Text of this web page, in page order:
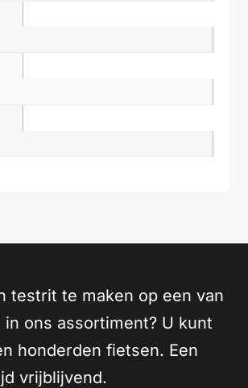
testrit te maken op een van
ons assortiment? U kunt
honderden fietsen. Een
vrijblijvend.